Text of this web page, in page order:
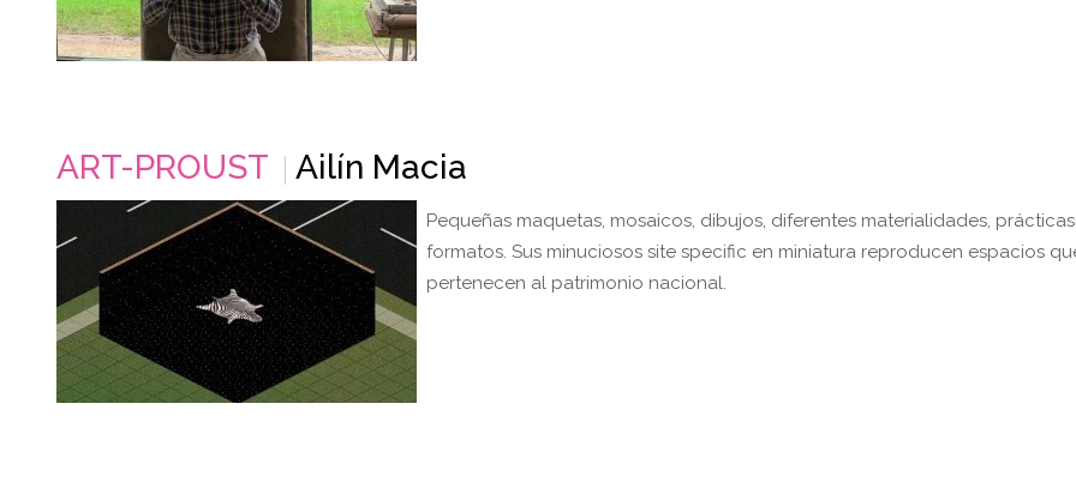
ART-PROUST Ailín Macia
Pequeñas maquetas, mosaicos, dibujos, diferentes materialidades,
formatos. Sus minuciosos site specific en miniatura reproducen espacios
pertenecen al patrimonio nacional.